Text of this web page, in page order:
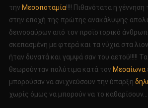
την Μεσοποταμία!!!! Πιθανότατα η γέννηση
στην εποχή της πρώτης ανακάλυψης
δεινοσαύρων από τον προϊστορικό
σκεπασμένη με φτερά και τα νύχια στα
ήταν δυνατά και γαμψά σαν του αετού!!!!!
θεωρούνταν πολύτιμα κατά τον Μεσαίωνα
μπορούσαν να ανιχνεύσουν την ύπαρξη
χωρίς όμως να μπορούν να το